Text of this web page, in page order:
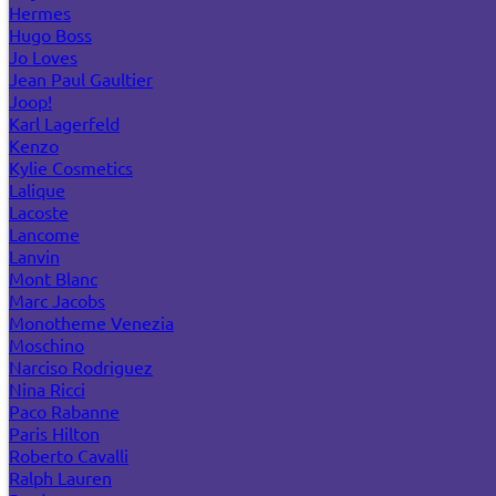
Hermes
Hugo Boss
Jo Loves
Jean Paul Gaultier
Joop!
Karl Lagerfeld
Kenzo
Kylie Cosmetics
Lalique
Lacoste
Lancome
Lanvin
Mont Blanc
Marc Jacobs
Monotheme Venezia
Moschino
Narciso Rodriguez
Nina Ricci
Paco Rabanne
Paris Hilton
Roberto Cavalli
Ralph Lauren